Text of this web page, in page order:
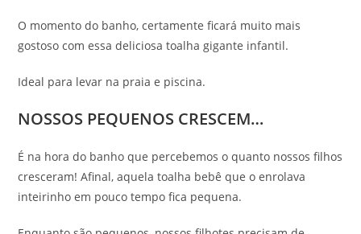
O momento do banho, certamente ficará muito mais
gostoso com essa deliciosa toalha gigante infantil.
Ideal para levar na praia e piscina.
NOSSOS PEQUENOS CRESCEM…
É na hora do banho que percebemos o quanto nossos filhos
cresceram! Afinal, aquela toalha bebê que o enrolava
inteirinho em pouco tempo fica pequena.